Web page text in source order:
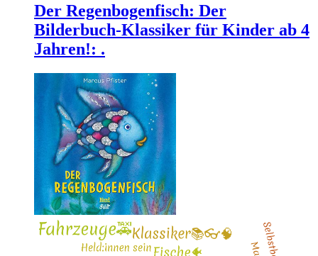
Der Regenbogenfisch: Der
Bilderbuch-Klassiker für Kinder ab 4
Jahren!: .